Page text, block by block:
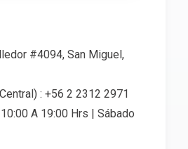
#4094, San Miguel,
: +56 2 2312 2971
A 19:00 Hrs | Sábado